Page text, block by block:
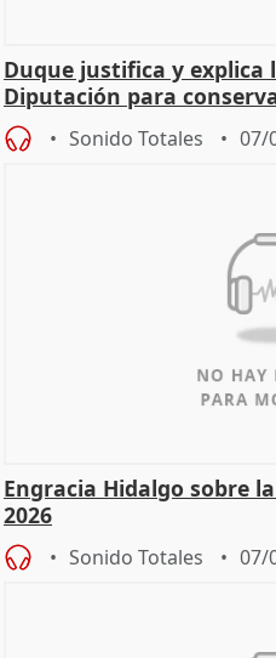
Duque justifica y explica
Diputación para
Sonido Totales 07/
Engracia Hidalgo sobre
2026
Sonido Totales 07/